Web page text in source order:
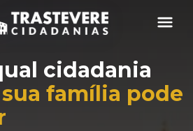
Menu
cidadania
família pode